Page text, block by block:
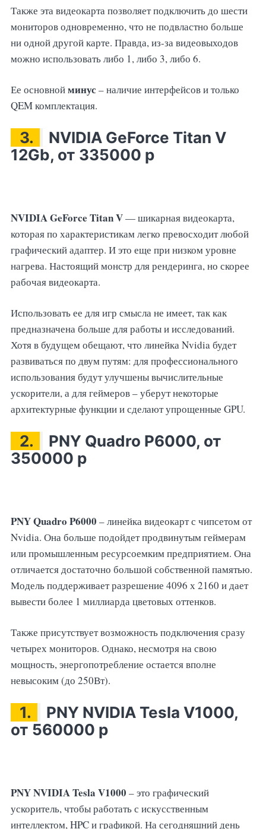
Также эта видеокарта позволяет подключить до шести
мониторов одновременно, что не подвластно больше
ни одной другой карте. Правда, из-за видеовыходов
можно использовать либо 1, либо 3, либо 6.
Ее основнойминус – наличие интерфейсов и только
QEM комплектация.
3.
NVIDIA GeForce Titan V
12Gb, от 335000 р
NVIDIA GeForce Titan V— шикарная видеокарта,
которая по характеристикам легко превосходит любой
графический адаптер. И это еще при низком уровне
нагрева. Настоящий монстр для рендеринга, но скорее
рабочая видеокарта.
Использовать ее для игр смысла не имеет, так как
предназначена больше для работы и исследований.
Хотя в будущем обещают, что линейка Nvidia будет
развиваться по двум путям: для профессионального
использования будут улучшены вычислительные
ускорители, а для геймеров – уберут некоторые
архитектурные функции и сделают упрощенные GPU.
2.
PNY Quadro P6000, от
350000 р
PNY Quadro P6000 – линейка видеокарт с чипсетом от
Nvidia. Она больше подойдет продвинутым геймерам
или промышленным ресурсоемким предприятием. Она
отличается достаточно большой собственной памятью.
Модель поддерживает разрешение 4096 х 2160 и дает
вывести более 1 миллиарда цветовых оттенков.
Также присутствует возможность подключения сразу
четырех мониторов. Однако, несмотря на свою
мощность, энергопотребление остается вполне
невысоким (до 250Вт).
1.
PNY NVIDIA Tesla V1000,
от 560000 р
PNY NVIDIA Tesla V1000 – это графический
ускоритель, чтобы работать с искусственным
интеллектом, HPC и графикой. На сегодняшний день